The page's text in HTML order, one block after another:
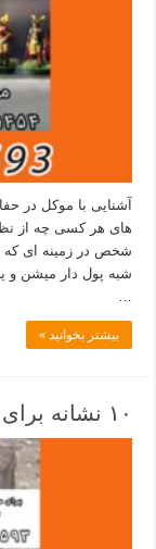
آشنایی با موکل در
های هر کسی چه از
شخص در زمینه ای
شبه پول دار میشن و
…
بیشتر بخوانید »
۱۰ نشانه برای ادامه حفاری